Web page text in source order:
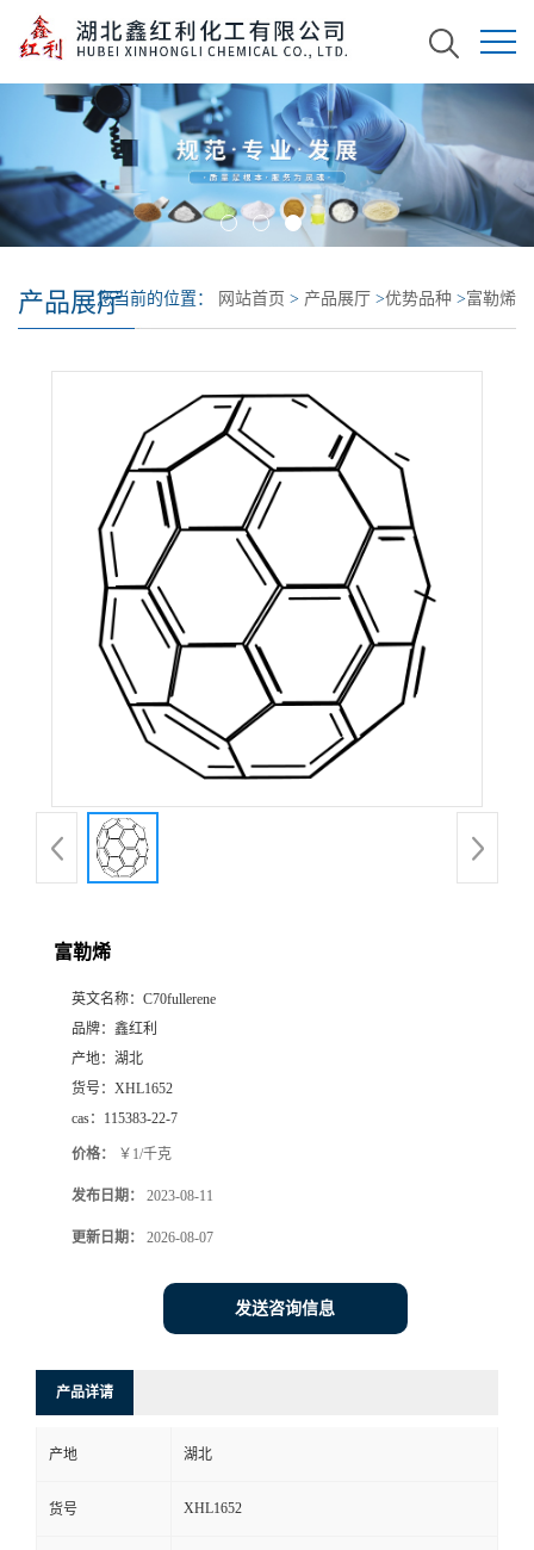
产品展厅您当前的位置： 网站首页 > 产品展厅 >优势品种 >富勒烯
富勒烯
英文名称： C70fullerene
品牌： 鑫红利
产地： 湖北
货号： XHL1652
cas： 115383-22-7
价格： ￥1/千克
发布日期： 2023-08-11
更新日期： 2026-08-07
发送咨询信息
产品详请
产地 湖北
货号 XHL1652